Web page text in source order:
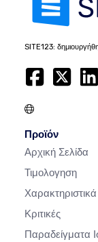
SITE123:
Προϊόν
Αρχική Σελίδα
Τιμολογηση
Χαρακτηριστικά
Κριτικές
Παραδείγματα